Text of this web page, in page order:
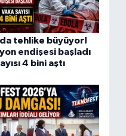
tehlike büyüyor!
endişesi başladı
4 bini aştı